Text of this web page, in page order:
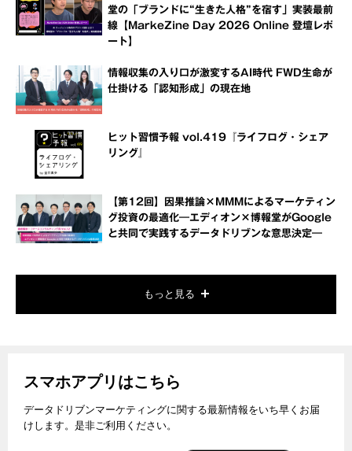
堂の「ブランドに“生きた人格”を宿す」実装最前
線【MarkeZine Day 2026 Online 登壇レポ
ート】
情報収集の入り口が激変するAI時代 FWD生命が
仕掛ける「認知形成」の現在地
ヒット習慣予報 vol.419『ライフログ・シェア
リング』
【第12回】因果推論×MMMによるマーケティン
グ投資の最適化―エディオン×博報堂がGoogle
と共同で実践するデータドリブンな意思決定―
もっと見る
スマホアプリはこちら
データドリブンマーケティングに関する最新情報をいち早くお届
けします。是非ご利用ください。